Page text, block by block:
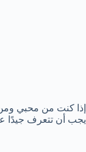
إذا كنت من محبي ومن
يجب أن تتعرف جيدًا